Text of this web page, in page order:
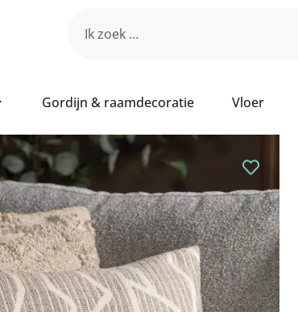
Gordijn & raamdecoratie Vloer